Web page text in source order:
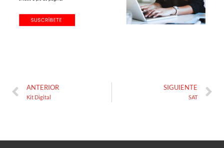
ANTERIOR
Kit Digital
SIGUIENTE
SAT